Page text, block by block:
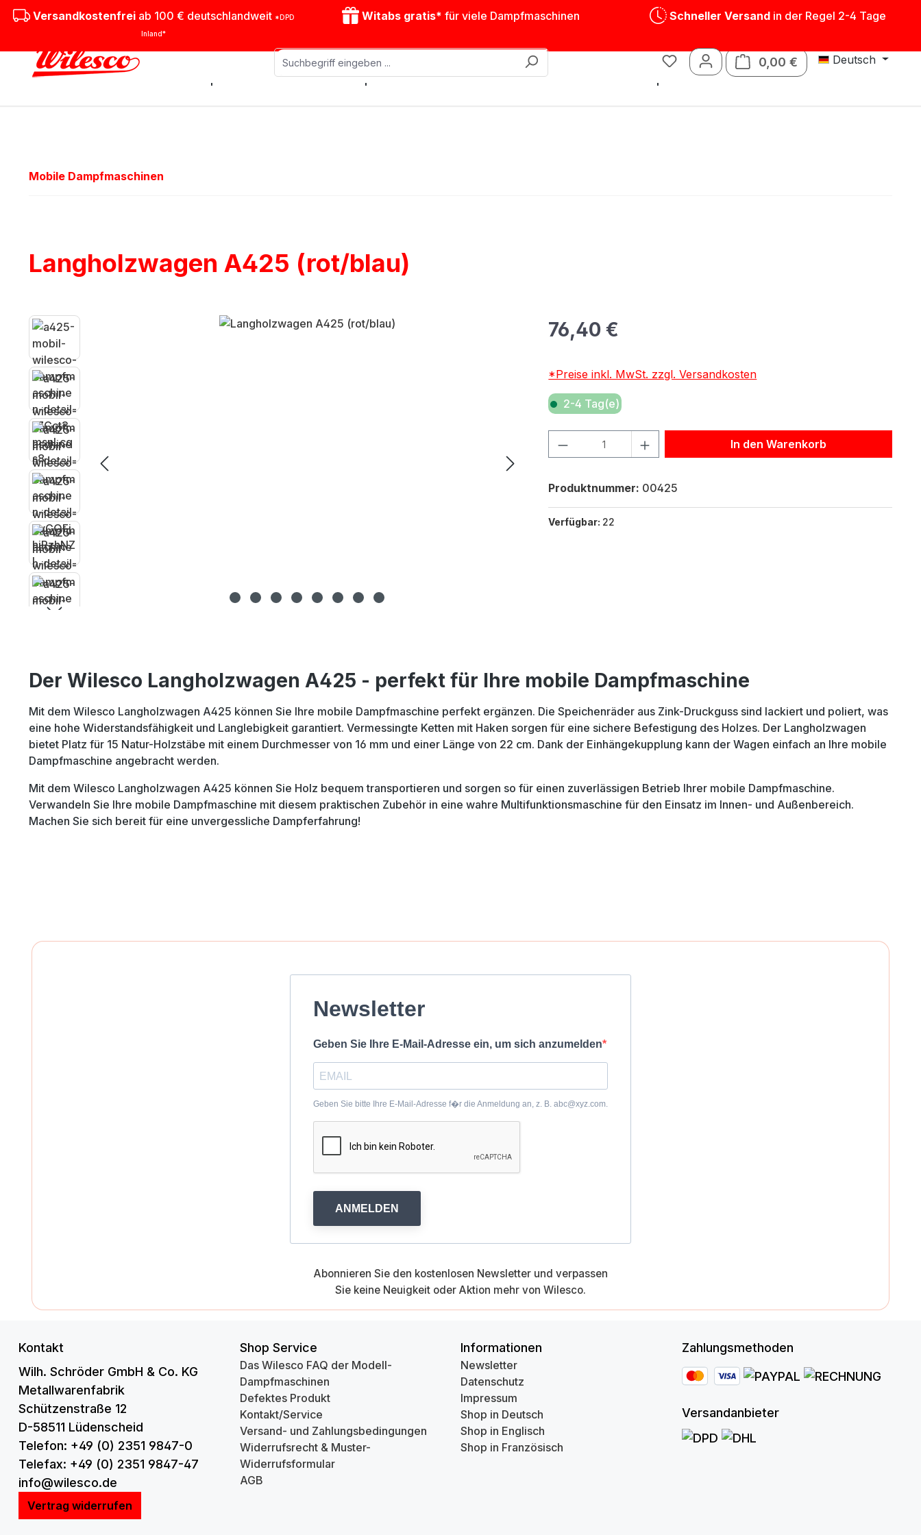
Hauptinhalt springen
Zur Suche springen
Zur Hauptnavigation springen
Versandkostenfreiab 100 € deutschlandweit *DPD
Inland*
Witabs gratis* für viele Dampfmaschinen Schneller Versandin der Regel 2-4 Tage
0,00 € Warenkorb enthält 0
Deutsch
Stationäre Dampfmaschinen Mobile Dampfmaschinen Zubehör Antriebsmodelle Blechspielwaren Ersatzteile
Mobile Dampfmaschinen
Langholzwagen A425 (rot/blau)
Bildergalerie überspringen Regulärer Preis:
76,40 €
*Preise inkl. MwSt. zzgl. Versandkosten
2-4 Tag(e)
Produkt Anzahl: Gib den gewünschten Wert ein oder benutze die
In den Warenkorb
Produktnummer: 00425
Verfügbar: 22
Der Wilesco Langholzwagen A425 - perfekt für Ihre mobile Dampfmaschine
Mit dem Wilesco Langholzwagen A425 können Sie Ihre mobile Dampfmaschine perfekt ergänzen. Die Speichenräder aus Zink-Druckguss sind lackiert und poliert, was
eine hohe Widerstandsfähigkeit und Langlebigkeit garantiert. Vermessingte Ketten mit Haken sorgen für eine sichere Befestigung des Holzes. Der Langholzwagen
bietet Platz für 15 Natur-Holzstäbe mit einem Durchmesser von 16 mm und einer Länge von 22 cm. Dank der Einhängekupplung kann der Wagen einfach an Ihre mobile
Dampfmaschine angebracht werden.
Mit dem Wilesco Langholzwagen A425 können Sie Holz bequem transportieren und sorgen so für einen zuverlässigen Betrieb Ihrer mobile Dampfmaschine.
Verwandeln Sie Ihre mobile Dampfmaschine mit diesem praktischen Zubehör in eine wahre Multifunktionsmaschine für den Einsatz im Innen- und Außenbereich.
Machen Sie sich bereit für eine unvergessliche Dampferfahrung!
Newsletter
Geben Sie Ihre E-Mail-Adresse ein, um sich anzumelden
Geben Sie bitte Ihre E-Mail-Adresse f�r die Anmeldung an, z. B. abc@xyz.com.
ANMELDEN
Abonnieren Sie den kostenlosen Newsletter und verpassen
Sie keine Neuigkeit oder Aktion mehr von Wilesco.
Kontakt
Wilh. Schröder GmbH & Co. KG
Metallwarenfabrik
Schützenstraße 12
D-58511 Lüdenscheid
Telefon: +49 (0) 2351 9847-0
Telefax: +49 (0) 2351 9847-47
info@wilesco.de
Vertrag widerrufen
Shop Service
Das Wilesco FAQ der Modell-
Dampfmaschinen
Defektes Produkt
Kontakt/Service
Versand- und Zahlungsbedingungen
Widerrufsrecht & Muster-
Widerrufsformular
AGB
Informationen
Newsletter
Datenschutz
Impressum
Shop in Deutsch
Shop in Englisch
Shop in Französisch
Zahlungsmethoden
Versandanbieter